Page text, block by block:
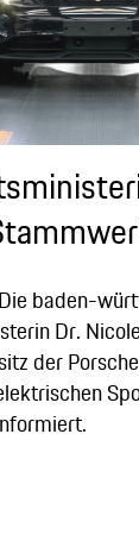
Die baden-
Dr.
der